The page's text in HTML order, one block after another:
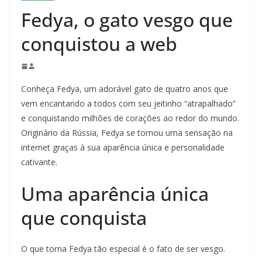
Fedya, o gato vesgo que
conquistou a web
Conheça Fedya, um adorável gato de quatro anos que
vem encantando a todos com seu jeitinho “atrapalhado”
e conquistando milhões de corações ao redor do mundo.
Originário da Rússia, Fedya se tornou uma sensação na
internet graças à sua aparência única e personalidade
cativante.
Uma aparência única
que conquista
O que torna Fedya tão especial é o fato de ser vesgo.